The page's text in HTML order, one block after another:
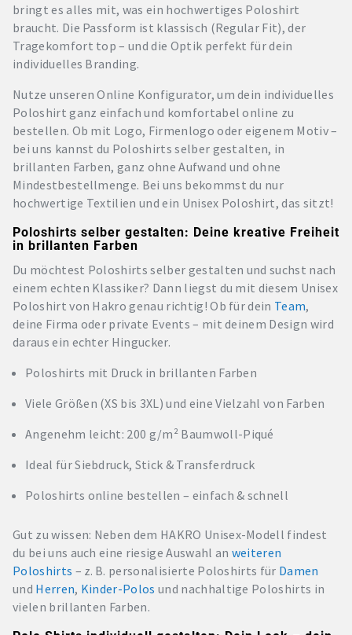
bringt es alles mit, was ein hochwertiges Poloshirt
braucht. Die Passform ist klassisch (Regular Fit), der
Tragekomfort top – und die Optik perfekt für dein
individuelles Branding.
Nutze unseren Online Konfigurator, um dein individuelles
Poloshirt ganz einfach und komfortabel online zu
bestellen. Ob mit Logo, Firmenlogo oder eigenem Motiv –
bei uns kannst du Poloshirts selber gestalten, in
brillanten Farben, ganz ohne Aufwand und ohne
Mindestbestellmenge. Bei uns bekommst du nur
hochwertige Textilien und ein Unisex Poloshirt, das sitzt!
Poloshirts selber gestalten: Deine kreative Freiheit
in brillanten Farben
Du möchtest Poloshirts selber gestalten und suchst nach
einem echten Klassiker? Dann liegst du mit diesem Unisex
Poloshirt von Hakro genau richtig! Ob für dein Team,
deine Firma oder private Events – mit deinem Design wird
daraus ein echter Hingucker.
Poloshirts mit Druck in brillanten Farben
Viele Größen (XS bis 3XL) und eine Vielzahl von Farben
Angenehm leicht: 200 g/m² Baumwoll-Piqué
Ideal für Siebdruck, Stick & Transferdruck
Poloshirts online bestellen – einfach & schnell
Gut zu wissen: Neben dem HAKRO Unisex-Modell findest
du bei uns auch eine riesige Auswahl an weiteren
Poloshirts – z. B. personalisierte Poloshirts für Damen
und Herren, Kinder-Polos und nachhaltige Poloshirts in
vielen brillanten Farben.